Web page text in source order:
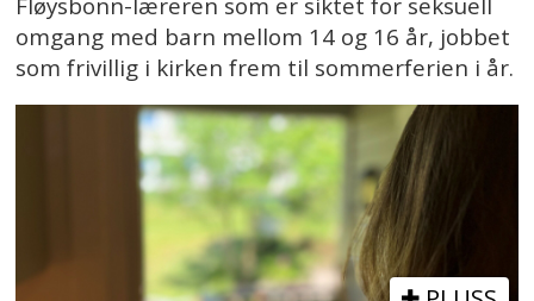
omgang med barn mellom 14 og 16 år, jobbet
som frivillig i kirken frem til sommerferien i år.